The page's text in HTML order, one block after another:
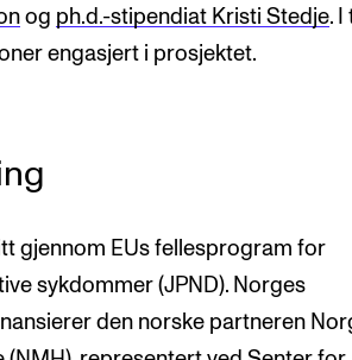
og ph.d.-stipendiat Kristi Stedje. I
engasjert i prosjektet.
gjennom EUs fellesprogram for
sykdommer (JPND). Norges
den norske partneren